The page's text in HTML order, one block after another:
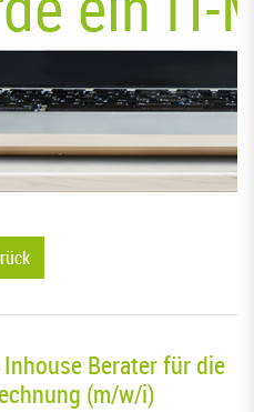
Berater für die
(m/w/i)